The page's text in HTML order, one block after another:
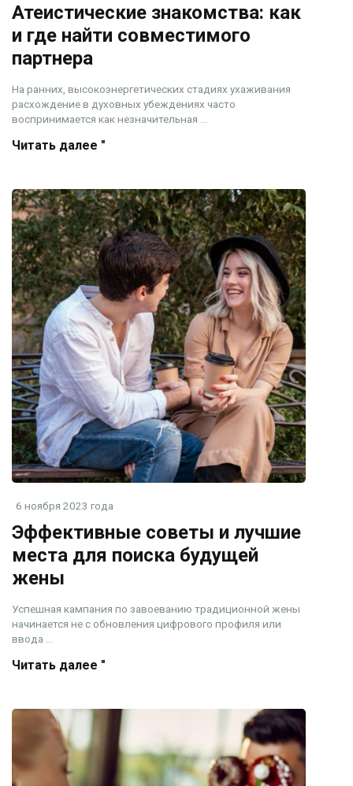
Атеистические знакомства: как
и где найти совместимого
партнера
На ранних, высокоэнергетических стадиях ухаживания
расхождение в духовных убеждениях часто
воспринимается как незначительная ...
Читать далее "
6 ноября 2023 года
Эффективные советы и лучшие
места для поиска будущей
жены
Успешная кампания по завоеванию традиционной жены
начинается не с обновления цифрового профиля или
ввода ...
Читать далее "